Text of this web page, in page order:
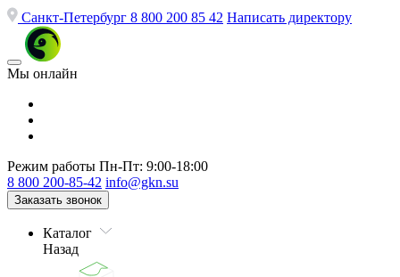
Санкт-Петербург 8 800 200 85 42 Написать директору
Мы онлайн
Режим работы Пн-Пт: 9:00-18:00
8 800 200-85-42 info@gkn.su
Заказать звонок
Каталог
Назад